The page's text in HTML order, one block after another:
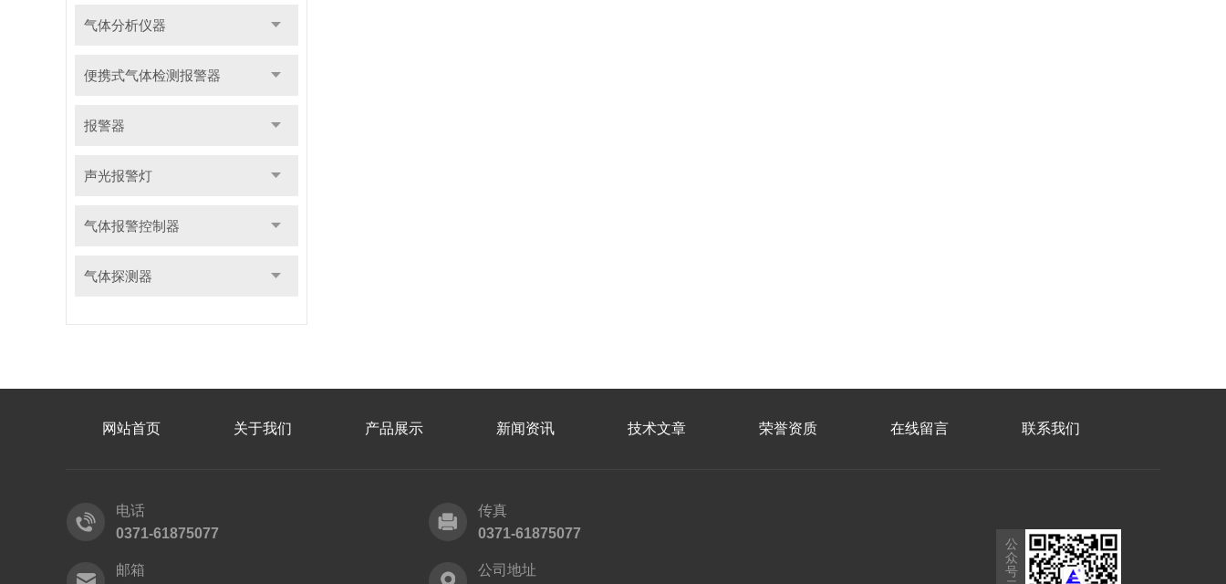
气体分析仪器
便携式气体检测报警器
报警器
声光报警灯
气体报警控制器
气体探测器
网站首页 关于我们 产品展示 新闻资讯 技术文章 荣誉资质 在线留言 联系我们
电话
0371-61875077
传真
0371-61875077
邮箱 公司地址
公
众
号